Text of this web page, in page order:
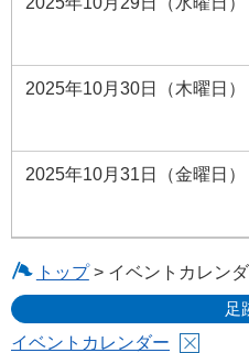
2025年10月30日（木曜日）
2025年10月31日（金曜日）
トップ> イベントカレン
足
イベントカレンダー